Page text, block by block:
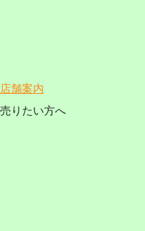
店舗案内
売りたい方へ